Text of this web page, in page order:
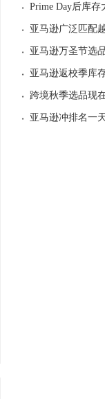
· Prime Day后库
· 亚马逊广泛匹配
· 亚马逊万圣节选
· 亚马逊返校季库
· 跨境秋季选品现
· 亚马逊冲排名一